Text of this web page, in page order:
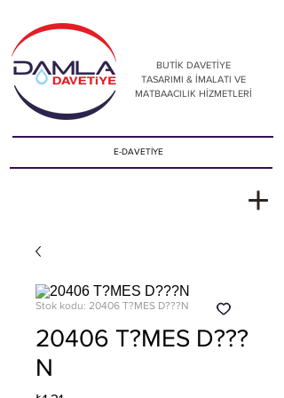
BUTİK DAVETİYE
TASARIMI & İMALATI VE
MATBAACILIK HİZMETLERİ
E-DAVETİYE
Stok kodu: 20406 T?MES D???N
20406 T?MES D???
N